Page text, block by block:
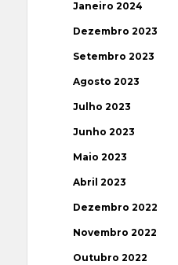
Janeiro 2024
Dezembro 2023
Setembro 2023
Agosto 2023
Julho 2023
Junho 2023
Maio 2023
Abril 2023
Dezembro 2022
Novembro 2022
Outubro 2022